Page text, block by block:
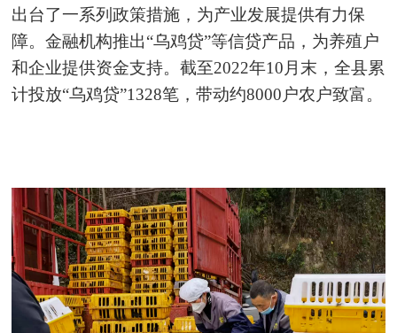
出台了一系列政策措施，为产业发展提供有力保
障。金融机构推出“乌鸡贷”等信贷产品，为养殖户
和企业提供资金支持。截至2022年10月末，全县累
计投放“乌鸡贷”1328笔，带动约8000户农户致富。